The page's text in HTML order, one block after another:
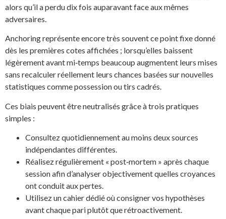
alors qu’il a perdu dix fois auparavant face aux mêmes
adversaires.
Anchoring représente encore très souvent ce point fixe donné
dès les premières cotes affichées ; lorsqu’elles baissent
légèrement avant mi‑temps beaucoup augmentent leurs mises
sans recalculer réellement leurs chances basées sur nouvelles
statistiques comme possession ou tirs cadrés.
Ces biais peuvent être neutralisés grâce à trois pratiques
simples :
Consultez quotidiennement au moins deux sources
indépendantes différentes.
Réalisez régulièrement « post‑mortem » après chaque
session afin d’analyser objectivement quelles croyances
ont conduit aux pertes.
Utilisez un cahier dédié où consigner vos hypothèses
avant chaque pari plutôt que rétroactivement.